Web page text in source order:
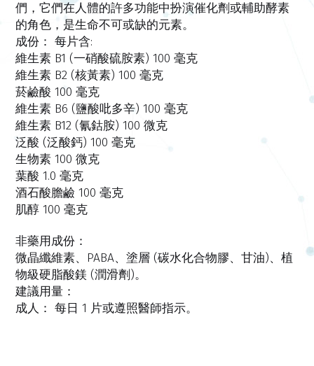
們，它們在人體的許多功能中扮演催化劑或輔助酵素
的角色，是生命不可或缺的元素。
成份：每片含:
維生素 B1 (一硝酸硫胺素) 100 毫克
維生素 B2 (核黃素) 100 毫克
菸鹼酸 100 毫克
維生素 B6 (鹽酸吡多辛) 100 毫克
維生素 B12 (氰鈷胺) 100 微克
泛酸 (泛酸鈣) 100 毫克
生物素 100 微克
葉酸 1.0 毫克
酒石酸膽鹼 100 毫克
肌醇 100 毫克
非藥用成份：
微晶纖維素、PABA、塗層 (碳水化合物膠、甘油)、植
物級硬脂酸鎂 (潤滑劑)。
建議用量：
成人： 每日 1 片或遵照醫師指示。